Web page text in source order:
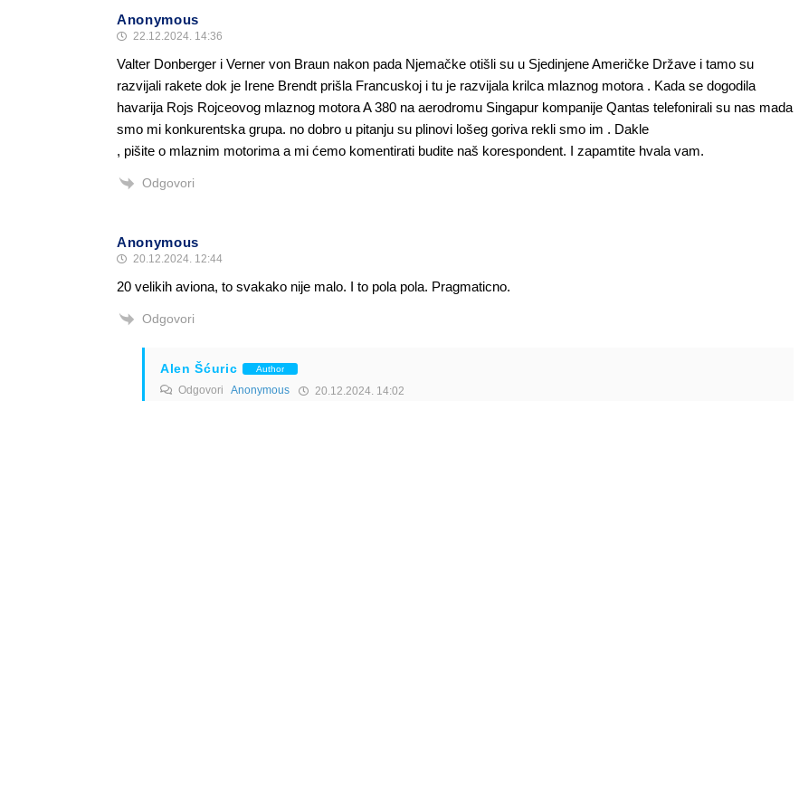
Anonymous
22.12.2024. 14:36
Valter Donberger i Verner von Braun nakon pada Njemačke otišli su u Sjedinjene Američke Države i tamo su
razvijali rakete dok je Irene Brendt prišla Francuskoj i tu je razvijala krilca mlaznog motora . Kada se dogodila
havarija Rojs Rojceovog mlaznog motora A 380 na aerodromu Singapur kompanije Qantas telefonirali su nas mada
smo mi konkurentska grupa. no dobro u pitanju su plinovi lošeg goriva rekli smo im . Dakle
, pišite o mlaznim motorima a mi ćemo komentirati budite naš korespondent. I zapamtite hvala vam.
Odgovori
Anonymous
20.12.2024. 12:44
20 velikih aviona, to svakako nije malo. I to pola pola. Pragmaticno.
Odgovori
Alen Šćuric Author
Odgovori Anonymous 20.12.2024. 14:02